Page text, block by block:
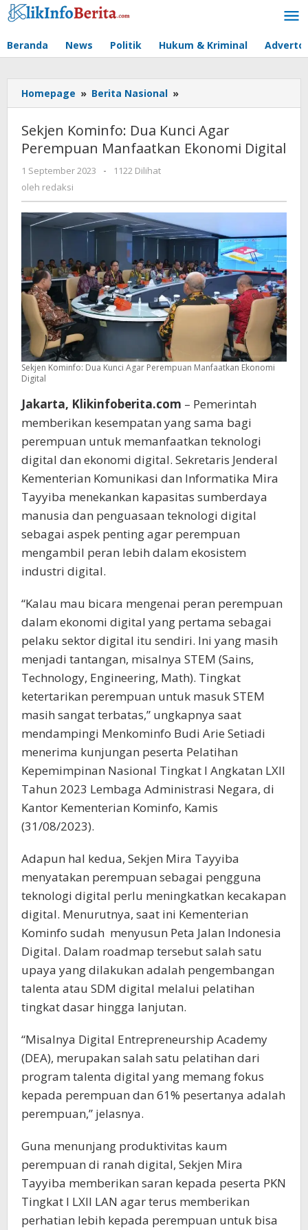
Lewati
ke
Beranda News Politik Hukum & Kriminal
Homepage » Berita Nasional »
Kominfo:
Kunci
Agar
Sekjen Kominfo: Dua Kunci Agar
Perempuan Manfaatkan Ekonomi Digital
1 September 2023
oleh
-
1122 Dilihat
oleh redaksi
Sekjen Kominfo: Dua Kunci Agar Perempuan Manfaatkan Ekonomi
Digital
Jakarta, Klikinfoberita.com – Pemerintah
memberikan kesempatan yang sama bagi
perempuan untuk memanfaatkan teknologi
digital dan ekonomi digital. Sekretaris Jenderal
Kementerian Komunikasi dan Informatika Mira
Tayyiba menekankan kapasitas sumberdaya
manusia dan penguasaan teknologi digital
sebagai aspek penting agar perempuan
mengambil peran lebih dalam ekosistem
industri digital.
“Kalau mau bicara mengenai peran perempuan
dalam ekonomi digital yang pertama sebagai
pelaku sektor digital itu sendiri. Ini yang masih
menjadi tantangan, misalnya STEM (Sains,
Technology, Engineering, Math). Tingkat
ketertarikan perempuan untuk masuk STEM
masih sangat terbatas,” ungkapnya saat
mendampingi Menkominfo Budi Arie Setiadi
menerima kunjungan peserta Pelatihan
Kepemimpinan Nasional Tingkat I Angkatan LXII
Tahun 2023 Lembaga Administrasi Negara, di
Kantor Kementerian Kominfo, Kamis
(31/08/2023).
Adapun hal kedua, Sekjen Mira Tayyiba
menyatakan perempuan sebagai pengguna
teknologi digital perlu meningkatkan kecakapan
digital. Menurutnya, saat ini Kementerian
Kominfo sudah menyusun Peta Jalan Indonesia
Digital. Dalam roadmap tersebut salah satu
upaya yang dilakukan adalah pengembangan
talenta atau SDM digital melalui pelatihan
tingkat dasar hingga lanjutan.
“Misalnya Digital Entrepreneurship Academy
(DEA), merupakan salah satu pelatihan dari
program talenta digital yang memang fokus
kepada perempuan dan 61% pesertanya adalah
perempuan,” jelasnya.
Guna menunjang produktivitas kaum
perempuan di ranah digital, Sekjen Mira
Tayyiba memberikan saran kepada peserta PKN
Tingkat I LXII LAN agar terus memberikan
perhatian lebih kepada perempuan untuk bisa